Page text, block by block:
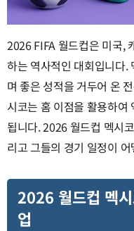
2026 FIFA 월드컵은 미국,
하는 역사적인 대회입니다.
며 좋은 성적을 거두어 온
시코는 홈 이점을 활용하여
됩니다. 2026 월드컵 멕시
리고 그들의 경기 일정이
2026 월드컵 멕
업